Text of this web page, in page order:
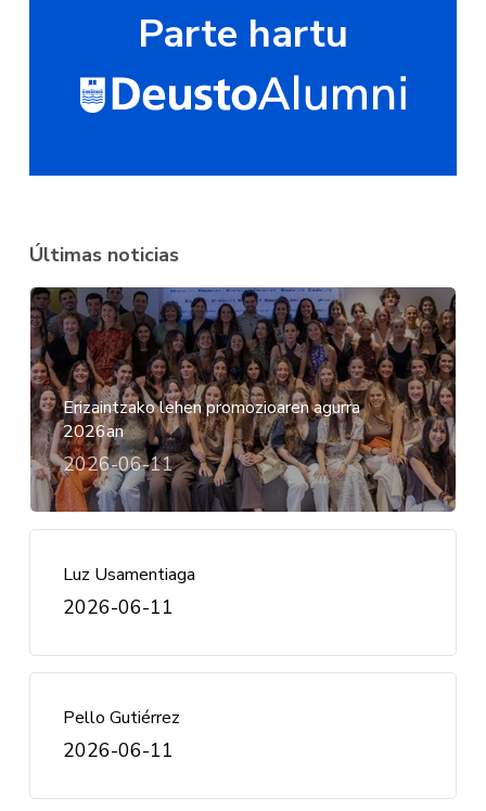
Parte hartu
Últimas noticias
Erizaintzako lehen promozioaren agurra
2026an
2026-06-11
Luz Usamentiaga
2026-06-11
Pello Gutiérrez
2026-06-11